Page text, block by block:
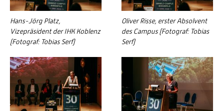
Hans-Jörg Platz,
Vizepräsident der IHK Koblenz
(Fotograf: Tobias Serf)
Oliver Risse, erster Absolvent
des Campus (Fotograf: Tobias
Serf)